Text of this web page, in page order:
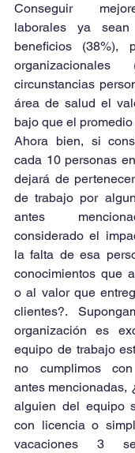
Conseguir
laborales ya
beneficios (38%),
circunstancias
área de salud el
bajo que el
Ahora bien, si
cada 10 personas
dejará de
de trabajo por
antes
considerado el
la falta de esa
conocimientos que
o al valor que
clientes?.
organización es
equipo de trabajo
no cumplimos
antes mencionadas,
alguien del equipo
con licencia o
vacaciones 3